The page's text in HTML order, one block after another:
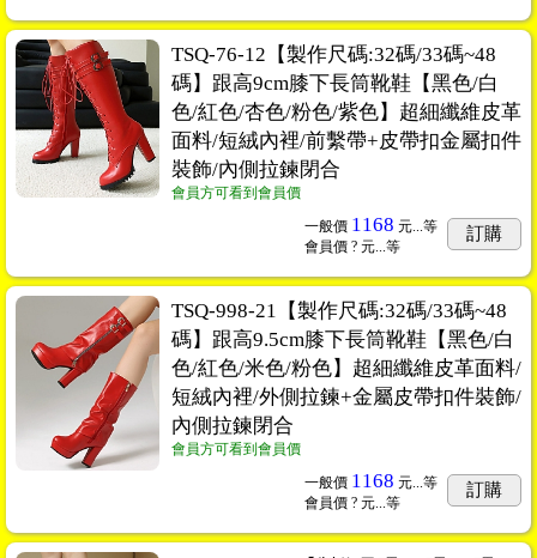
TSQ-76-12【製作尺碼:32碼/33碼~48
碼】跟高9cm膝下長筒靴鞋【黑色/白
色/紅色/杏色/粉色/紫色】超細纖維皮革
面料/短絨內裡/前繫帶+皮帶扣金屬扣件
裝飾/內側拉鍊閉合
會員方可看到會員價
一般價 1168 元...等
會員價 ? 元...等
訂購
TSQ-998-21【製作尺碼:32碼/33碼~48
碼】跟高9.5cm膝下長筒靴鞋【黑色/白
色/紅色/米色/粉色】超細纖維皮革面料/
短絨內裡/外側拉鍊+金屬皮帶扣件裝飾/
內側拉鍊閉合
會員方可看到會員價
一般價 1168 元...等
會員價 ? 元...等
訂購